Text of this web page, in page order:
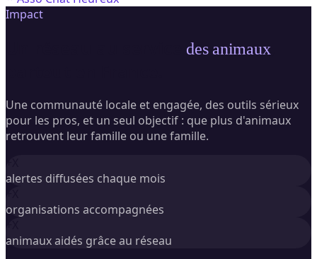
Impact
des animaux,
Une communauté locale et engagée, des outils sérieux
pour les pros, et un seul objectif : que plus d'animaux
retrouvent leur famille ou une famille.
alertes diffusées chaque mois
organisations accompagnées
animaux aidés grâce au réseau